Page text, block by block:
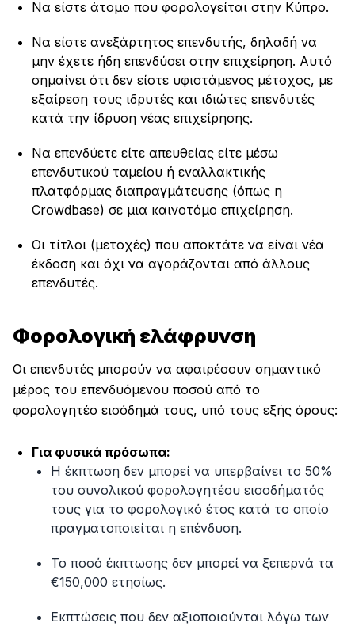
Να είστε άτομο που φορολογείται στην Κύπρο.
Να είστε ανεξάρτητος επενδυτής, δηλαδή να
μην έχετε ήδη επενδύσει στην επιχείρηση. Αυτό
σημαίνει ότι δεν είστε υφιστάμενος μέτοχος, με
εξαίρεση τους ιδρυτές και ιδιώτες επενδυτές
κατά την ίδρυση νέας επιχείρησης.
Να επενδύετε είτε απευθείας είτε μέσω
επενδυτικού ταμείου ή εναλλακτικής
πλατφόρμας διαπραγμάτευσης (όπως η
Crowdbase) σε μια καινοτόμο επιχείρηση.
Οι τίτλοι (μετοχές) που αποκτάτε να είναι νέα
έκδοση και όχι να αγοράζονται από άλλους
επενδυτές.
Φορολογική ελάφρυνση
Οι επενδυτές μπορούν να αφαιρέσουν σημαντικό
μέρος του επενδυόμενου ποσού από το
φορολογητέο εισόδημά τους, υπό τους εξής όρους:
Για φυσικά πρόσωπα:
Η έκπτωση δεν μπορεί να υπερβαίνει το 50%
του συνολικού φορολογητέου εισοδήματός
τους για το φορολογικό έτος κατά το οποίο
πραγματοποιείται η επένδυση.
Το ποσό έκπτωσης δεν μπορεί να ξεπερνά τα
€150,000 ετησίως.
Εκπτώσεις που δεν αξιοποιούνται λόγω των